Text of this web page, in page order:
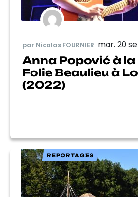
par Nicolas FOURNIER mar. 20
Anna Popović à
Folie Beaulieu à
(2022)
REPORTAGES